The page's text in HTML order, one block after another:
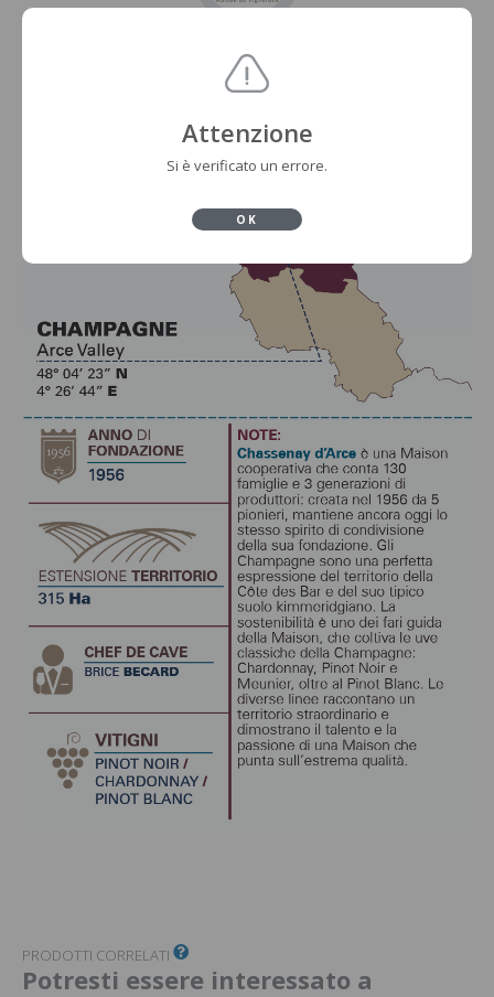
PRODOTTI CORRELATI
Potresti essere interessato a
Attenzione
Si è verificato un errore.
OK